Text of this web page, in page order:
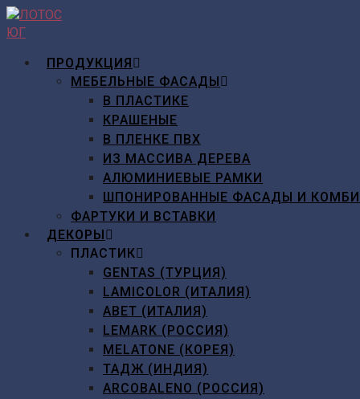
Перейти
к
ПРОДУКЦИЯ
МЕБЕЛЬНЫЕ ФАСАДЫ
В ПЛАСТИКЕ
КРАШЕНЫЕ
В ПЛЕНКЕ ПВХ
ИЗ МАССИВА ДЕРЕВА
АЛЮМИНИЕВЫЕ РАМКИ
ШПОНИРОВАННЫЕ ФАСАДЫ И
ФАРТУКИ И ВСТАВКИ
ДЕКОРЫ
ПЛАСТИК
GENTAS (ТУРЦИЯ)
LAMICOLOR (ИТАЛИЯ)
ABET (ИТАЛИЯ)
LEMARK (РОССИЯ)
MELATONE (КОРЕЯ)
ТАДЖ (ИНДИЯ)
ARCOBALENO (РОССИЯ)